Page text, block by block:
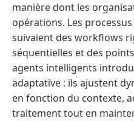
manière dont les
opérations. Les
suivaient des workflows
séquentielles et des
agents intelligents
adaptative : ils ajustent
en fonction du contexte,
traitement tout en